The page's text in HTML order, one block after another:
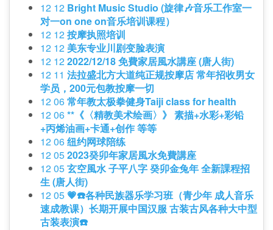
12 12 Bright Music Studio (旋律🎶音乐工作室一
对一on one on音乐培训课程）
12 12按摩执照培训
12 12 美东专业川剧变脸表演
12 122022/12/18 免費家居風水講座 (唐人街)
12 11 法拉盛北方大道纯正规按摩店 常年招收男女
学员，200元包教按摩一切
12 06常年教太极拳健身Taiji class for health
12 06**《〈精教美术绘画〉》 素描+水彩+彩铅
+丙烯油画+卡通+创作 等等
12 06纽约网球陪练
12 052023癸卯年家居風水免費講座
12 05玄空風水 子平八字 癸卯金兔年 全新課程招
生 (唐人街)
12 05 💗☎️各种民族器乐学习班（青少年 成人音乐
速成教课）长期开展中国汉服 古装古风各种大中型
古装表演☎️